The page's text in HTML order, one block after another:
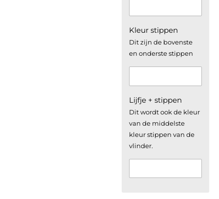
Kleur stippen
Dit zijn de bovenste
en onderste stippen
Lijfje + stippen
Dit wordt ook de kleur
van de middelste
kleur stippen van de
vlinder.